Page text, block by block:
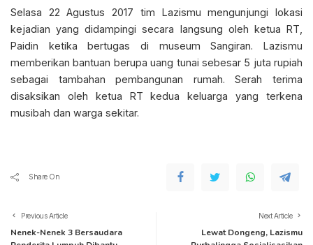
Selasa 22 Agustus 2017 tim Lazismu mengunjungi lokasi
kejadian yang didampingi secara langsung oleh ketua RT,
Paidin ketika bertugas di museum Sangiran. Lazismu
memberikan bantuan berupa uang tunai sebesar 5 juta rupiah
sebagai tambahan pembangunan rumah. Serah terima
disaksikan oleh ketua RT kedua keluarga yang terkena
musibah dan warga sekitar.
Share On
Previous Article
Nenek-Nenek 3 Bersaudara
Next Article
Lewat Dongeng, Lazismu